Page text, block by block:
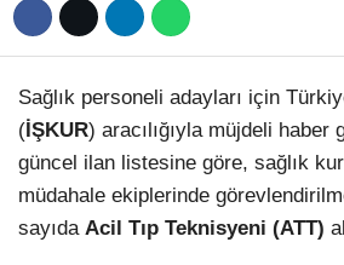
Sağlık personeli adayları için
(İŞKUR) aracılığıyla müjdeli haber
güncel ilan listesine göre, sağlık
müdahale ekiplerinde
sayıda Acil Tıp Teknisyeni (ATT)